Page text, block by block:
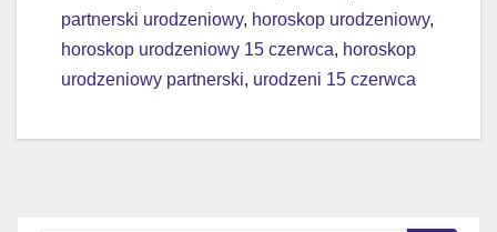
partnerski urodzeniowy, horoskop urodzeniowy,
horoskop urodzeniowy 15 czerwca, horoskop
urodzeniowy partnerski, urodzeni 15 czerwca